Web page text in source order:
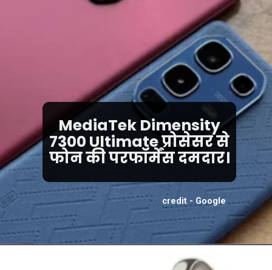
MediaTek Dimensity
7300 Ultimate प्रोसेसर से
फोन की परफॉर्मेंस दमदार।
credit - Google